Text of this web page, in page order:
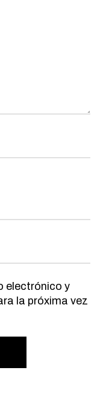
electrónico y
la próxima vez